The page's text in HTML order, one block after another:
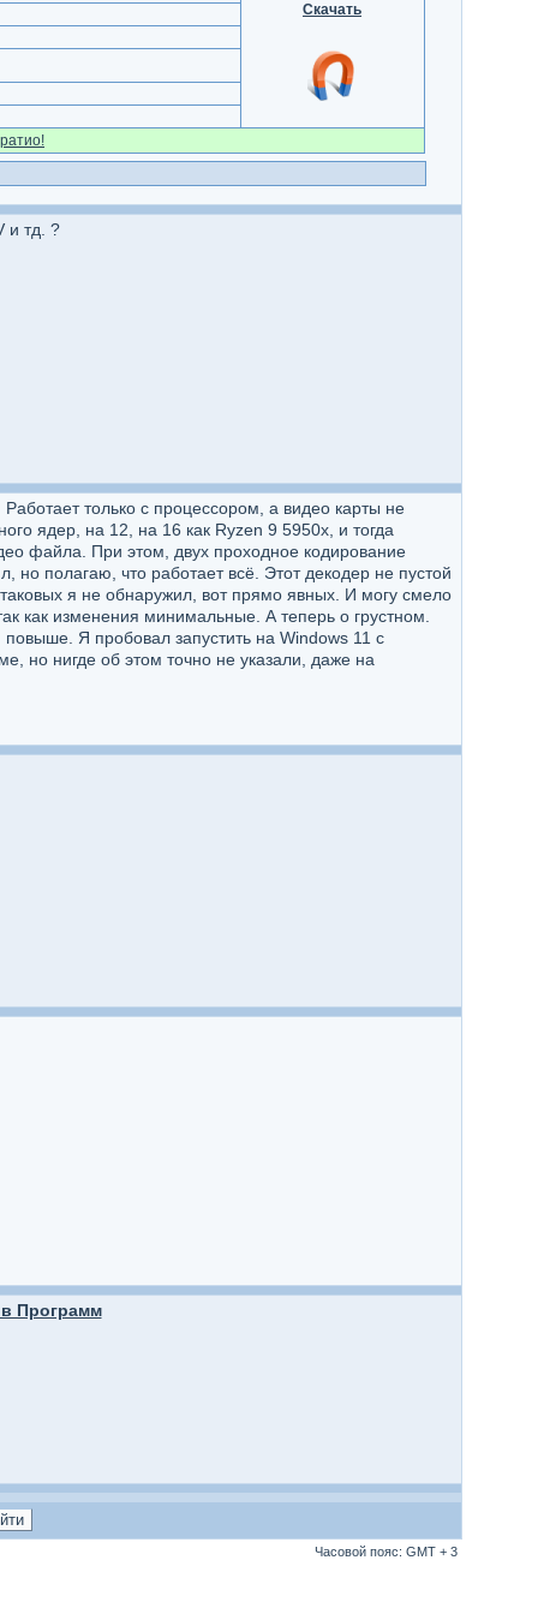
Скачать
и тд. ?
только с процессором, а видео карты не
ядер, на 12, на 16 как Ryzen 9 5950x, и тогда
файла. При этом, двух проходное кодирование
полагаю, что работает всё. Этот декодер не пустой
я не обнаружил, вот прямо явных. И могу смело
как изменения минимальные. А теперь о грустном.
Я пробовал запустить на Windows 11 с
но нигде об этом точно не указали, даже на
Программ
Часовой пояс: GMT + 3